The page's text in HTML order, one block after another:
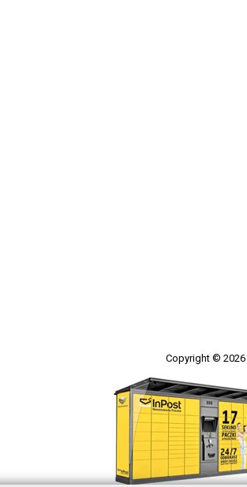
Copyright © 2026